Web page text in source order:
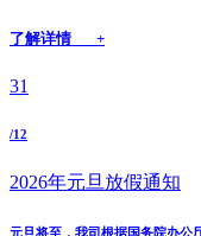
了解详情 +
31
/12
2026年元旦放假通知
元旦将至，我司根据国务院办公